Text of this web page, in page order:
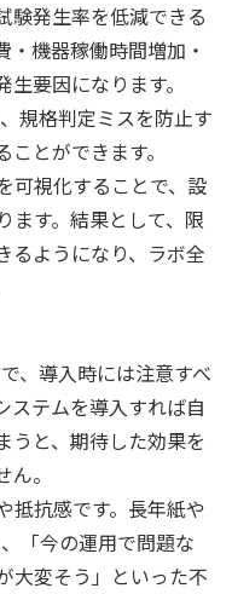
験発生率を低減できる
機器稼働時間増加・
要因になります。
規格判定ミスを防止す
とができます。
可視化することで、設
ます。結果として、限
るようになり、ラボ全
、導入時には注意すべ
ステムを導入すれば自
うと、期待した効果を
。
抵抗感です。長年紙や
「今の運用で問題な
大変そう」といった不